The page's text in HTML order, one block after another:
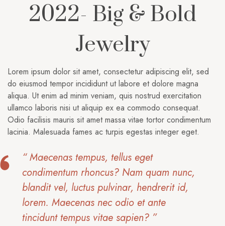
2022- Big & Bold
Jewelry
Lorem ipsum dolor sit amet, consectetur adipiscing elit, sed
do eiusmod tempor incididunt ut labore et dolore magna
aliqua. Ut enim ad minim veniam, quis nostrud exercitation
ullamco laboris nisi ut aliquip ex ea commodo consequat.
Odio facilisis mauris sit amet massa vitae tortor condimentum
lacinia. Malesuada fames ac turpis egestas integer eget.
“ Maecenas tempus, tellus eget
condimentum rhoncus? Nam quam nunc,
blandit vel, luctus pulvinar, hendrerit id,
lorem. Maecenas nec odio et ante
tincidunt tempus vitae sapien? ”